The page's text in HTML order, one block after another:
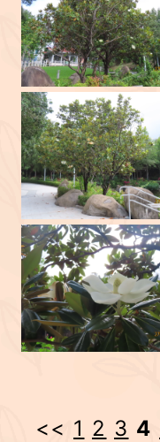
<< 1 2 3 4